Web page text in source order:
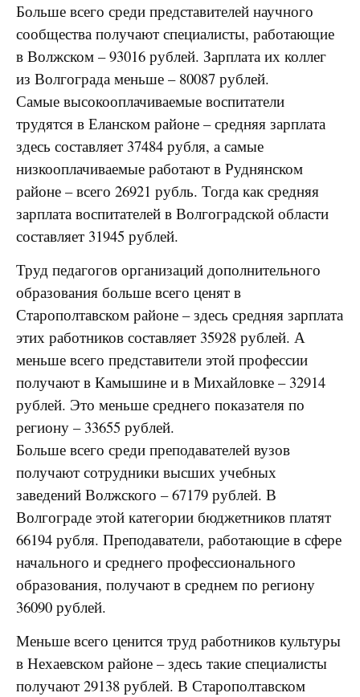
Больше всего среди представителей научного
сообщества получают специалисты, работающие
в Волжском – 93016 рублей. Зарплата их коллег
из Волгограда меньше – 80087 рублей.
Самые высокооплачиваемые воспитатели
трудятся в Еланском районе – средняя зарплата
здесь составляет 37484 рубля, а самые
низкооплачиваемые работают в Руднянском
районе – всего 26921 рубль. Тогда как средняя
зарплата воспитателей в Волгоградской области
составляет 31945 рублей.
Труд педагогов организаций дополнительного
образования больше всего ценят в
Старополтавском районе – здесь средняя зарплата
этих работников составляет 35928 рублей. А
меньше всего представители этой профессии
получают в Камышине и в Михайловке – 32914
рублей. Это меньше среднего показателя по
региону – 33655 рублей.
Больше всего среди преподавателей вузов
получают сотрудники высших учебных
заведений Волжского – 67179 рублей. В
Волгограде этой категории бюджетников платят
66194 рубля. Преподаватели, работающие в сфере
начального и среднего профессионального
образования, получают в среднем по региону
36090 рублей.
Меньше всего ценится труд работников культуры
в Нехаевском районе – здесь такие специалисты
получают 29138 рублей. В Старополтавском